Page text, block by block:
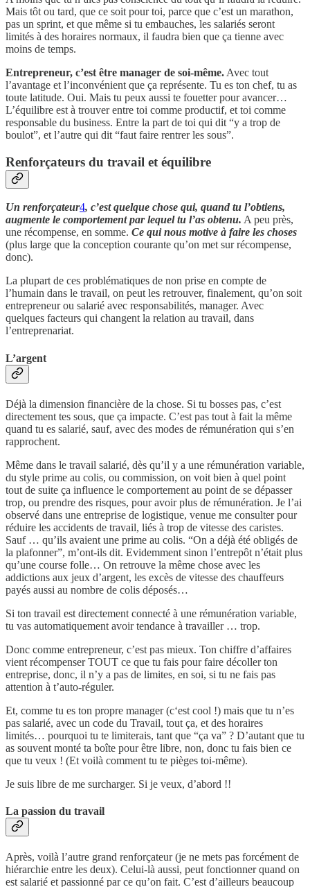
Mais tôt ou tard, que ce soit pour toi, parce que c’est un marathon,
pas un sprint, et que même si tu embauches, les salariés seront
limités à des horaires normaux, il faudra bien que ça tienne avec
moins de temps.
Entrepreneur, c’est être manager de soi-même. Avec tout
l’avantage et l’inconvénient que ça représente. Tu es ton chef, tu as
toute latitude. Oui. Mais tu peux aussi te fouetter pour avancer…
L’équilibre est à trouver entre toi comme productif, et toi comme
responsable du business. Entre la part de toi qui dit “y a trop de
boulot”, et l’autre qui dit “faut faire rentrer les sous”.
Renforçateurs du travail et équilibre
Un renforçateur4, c’est quelque chose qui, quand tu l’obtiens,
augmente le comportement par lequel tu l’as obtenu. A peu près,
une récompense, en somme. Ce qui nous motive à faire les choses
(plus large que la conception courante qu’on met sur récompense,
donc).
La plupart de ces problématiques de non prise en compte de
l’humain dans le travail, on peut les retrouver, finalement, qu’on soit
entrepreneur ou salarié avec responsabilités, manager. Avec
quelques facteurs qui changent la relation au travail, dans
l’entreprenariat.
L’argent
Déjà la dimension financière de la chose. Si tu bosses pas, c’est
directement tes sous, que ça impacte. C’est pas tout à fait la même
quand tu es salarié, sauf, avec des modes de rémunération qui s’en
rapprochent.
Même dans le travail salarié, dès qu’il y a une rémunération variable,
du style prime au colis, ou commission, on voit bien à quel point
tout de suite ça influence le comportement au point de se dépasser
trop, ou prendre des risques, pour avoir plus de rémunération. Je l’ai
observé dans une entreprise de logistique, venue me consulter pour
réduire les accidents de travail, liés à trop de vitesse des caristes.
Sauf … qu’ils avaient une prime au colis. “On a déjà été obligés de
la plafonner”, m’ont-ils dit. Evidemment sinon l’entrepôt n’était plus
qu’une course folle… On retrouve la même chose avec les
addictions aux jeux d’argent, les excès de vitesse des chauffeurs
payés aussi au nombre de colis déposés…
Si ton travail est directement connecté à une rémunération variable,
tu vas automatiquement avoir tendance à travailler … trop.
Donc comme entrepreneur, c’est pas mieux. Ton chiffre d’affaires
vient récompenser TOUT ce que tu fais pour faire décoller ton
entreprise, donc, il n’y a pas de limites, en soi, si tu ne fais pas
attention à t’auto-réguler.
Et, comme tu es ton propre manager (c‘est cool !) mais que tu n’es
pas salarié, avec un code du Travail, tout ça, et des horaires
limités… pourquoi tu te limiterais, tant que “ça va” ? D’autant que tu
as souvent monté ta boîte pour être libre, non, donc tu fais bien ce
que tu veux ! (Et voilà comment tu te pièges toi-même).
Je suis libre de me surcharger. Si je veux, d’abord !!
La passion du travail
Après, voilà l’autre grand renforçateur (je ne mets pas forcément de
hiérarchie entre les deux). Celui-là aussi, peut fonctionner quand on
est salarié et passionné par ce qu’on fait. C’est d’ailleurs beaucoup